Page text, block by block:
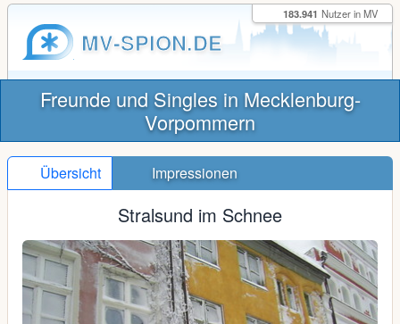
MV-SPION.DE
183.941 Nutzer in MV
Freunde und Singles in Mecklenburg-
Vorpommern
Übersicht Impressionen
Stralsund im Schnee